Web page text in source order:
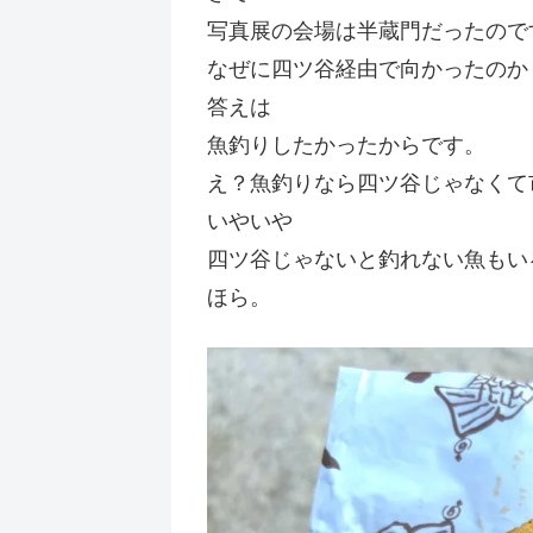
写真展の会場は半蔵門だったの
なぜに四ツ谷経由で向かったのか
答えは
魚釣りしたかったからです。
え？魚釣りなら四ツ谷じゃなく
いやいや
四ツ谷じゃないと釣れない魚も
ほら。